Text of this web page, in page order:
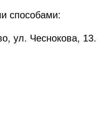
способами:
ул. Чеснокова, 13.